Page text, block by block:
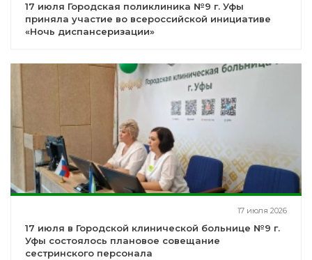
17 июля Городская поликлиника №9 г. Уфы
приняла участие во всероссийской инициативе
«Ночь диспансеризации»
17 июля 2026
17 июля в Городской клинической больнице №9 г.
Уфы состоялось плановое совещание
сестринского персонала